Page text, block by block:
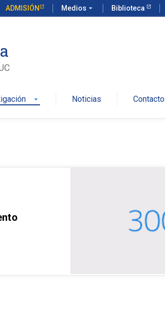
ADMISIÓN Medios arrow_drop_down Biblioteca
arrow_drop_down Noticias Contacto